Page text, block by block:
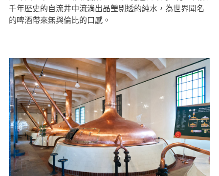
千年歷史的自流井中流淌出晶瑩剔透的純水，為世界聞名
的啤酒帶來無與倫比的口感。